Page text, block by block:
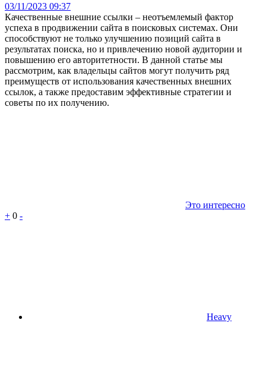
03/11/2023 09:37
Качественные внешние ссылки – неотъемлемый фактор
успеха в продвижении сайта в поисковых системах. Они
способствуют не только улучшению позиций сайта в
результатах поиска, но и привлечению новой аудитории и
повышению его авторитетности. В данной статье мы
рассмотрим, как владельцы сайтов могут получить ряд
преимуществ от использования качественных внешних
ссылок, а также предоставим эффективные стратегии и
советы по их получению.
Это интересно
+ 0 -
Heavy